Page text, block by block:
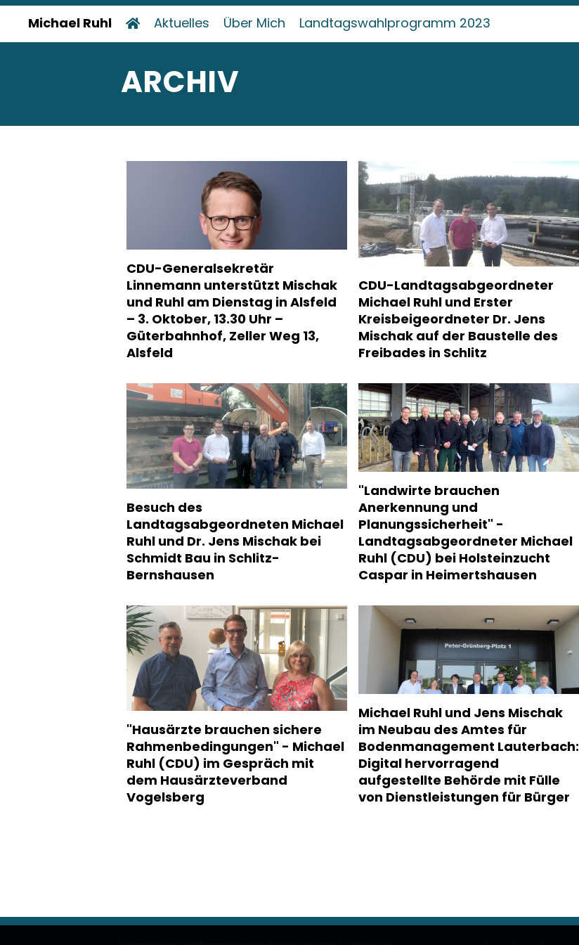
Michael Ruhl Aktuelles Über Mich Landtagswahlprogramm 2023
ARCHIV
CDU-Generalsekretär
Linnemann unterstützt Mischak
und Ruhl am Dienstag in Alsfeld
– 3. Oktober, 13.30 Uhr –
Güterbahnhof, Zeller Weg 13,
Alsfeld
CDU-Landtagsabgeordneter
Michael Ruhl und Erster
Kreisbeigeordneter Dr. Jens
Mischak auf der Baustelle des
Freibades in Schlitz
​​​​​​​Besuch des
Landtagsabgeordneten Michael
Ruhl und Dr. Jens Mischak bei
Schmidt Bau in Schlitz-
Bernshausen
"Landwirte brauchen
Anerkennung und
Planungssicherheit" -
Landtagsabgeordneter Michael
Ruhl (CDU) bei Holsteinzucht
Caspar in Heimertshausen
"Hausärzte brauchen sichere
Rahmenbedingungen" - Michael
Ruhl (CDU) im Gespräch mit
dem Hausärzteverband
Vogelsberg
Michael Ruhl und Jens Mischak
im Neubau des Amtes für
Bodenmanagement Lauterbach:
Digital hervorragend
aufgestellte Behörde mit Fülle
von Dienstleistungen für Bürger